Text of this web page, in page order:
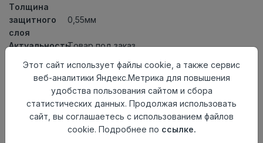
Толщина
защитного
слоя
0,55мм
АктуальностьТовар под заказ
Размер
доски
1235х192мм
Теплый пол
до +27 градусов
Способ
укладки
Замковый метод
4-х сторонняя фаска
Этот сайт использует файлы cookie, а также сервис
веб-аналитики Яндекс.Метрика для повышения
удобства пользования сайтом и сбора
статистических данных. Продолжая использовать
сайт, вы соглашаетесь с использованием файлов
cookie. Подробнее по ссылке.